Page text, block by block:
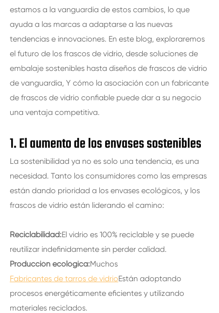
estamos a la vanguardia de estos cambios, lo que
ayuda a las marcas a adaptarse a las nuevas
tendencias e innovaciones. En este blog, exploraremos
el futuro de los frascos de vidrio, desde soluciones de
embalaje sostenibles hasta diseños de frascos de vidrio
de vanguardia, Y cómo la asociación con un fabricante
de frascos de vidrio confiable puede dar a su negocio
una ventaja competitiva.
1. El aumento de los envases sostenibles
La sostenibilidad ya no es solo una tendencia, es una
necesidad. Tanto los consumidores como las empresas
están dando prioridad a los envases ecológicos, y los
frascos de vidrio están liderando el camino:
Reciclabilidad:El vidrio es 100% reciclable y se puede
reutilizar indefinidamente sin perder calidad.
Producción ecológica:Muchos
Fabricantes de tarros de vidrioEstán adoptando
procesos energéticamente eficientes y utilizando
materiales reciclados.